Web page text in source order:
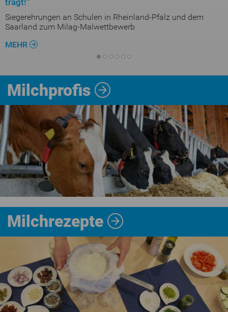
trägt!“
Siegerehrungen an Schulen in Rheinland-Pfalz und dem
Saarland zum Milag-Malwettbewerb
MEHR
Milchprofis
Milchrezepte